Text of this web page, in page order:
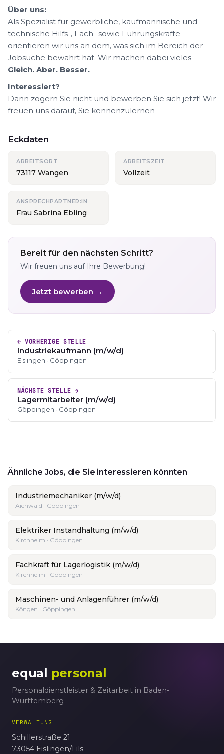
Über uns:
Als Spezialist für gewerbliche, kaufmännische und
technische Hilfs-, Fach- sowie Führungskräfte
orientieren wir uns an dem, was sich im Bereich der
Jobsuche bewährt hat. Wir machen dabei vieles
Gleich. Aber. Besser.
Interessiert?
Dann zögern Sie nicht und bewerben Sie sich jetzt! Wir
freuen uns darauf, Sie kennenzulernen
Eckdaten
ARBEITSORT
73117 Wangen
ARBEITSZEIT
Vollzeit
ANSPRECHPARTNER:IN
Frau Sabrina Ebling
Bereit für den nächsten Schritt?
Wir freuen uns auf Ihre Bewerbung!
Jetzt bewerben →
← VORHERIGE STELLE
Industriekaufmann (m/w/d)
Eislingen · Göppingen
NÄCHSTE STELLE →
Lagermitarbeiter (m/w/d)
Göppingen · Göppingen
Ähnliche Jobs, die Sie interessieren könnten
Industriemechaniker (m/w/d)
Aichwald · Göppingen
Elektriker Instandhaltung (m/w/d)
Kirchheim · Göppingen
Fachkraft für Lagerlogistik (m/w/d)
Kirchheim · Göppingen
Maschinen- und Anlagenführer (m/w/d)
Köngen · Göppingen
equal personal
Personaldienstleister & Zeitarbeit in Baden-
Württemberg
VERWALTUNG
Schillerstraße 21
73054 Eislingen/Fils